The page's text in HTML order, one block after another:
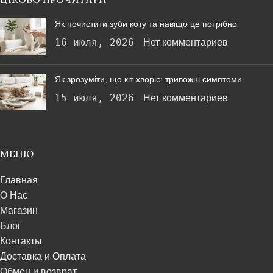
Як почистити зуби коту та навіщо це потрібно
16 июля, 2026 Нет комментариев
Як зрозуміти, що кіт хворіє: тривожні симптоми
15 июля, 2026 Нет комментариев
МЕНЮ
Главная
О Нас
Магазин
Блог
Контакты
Доставка и Оплата